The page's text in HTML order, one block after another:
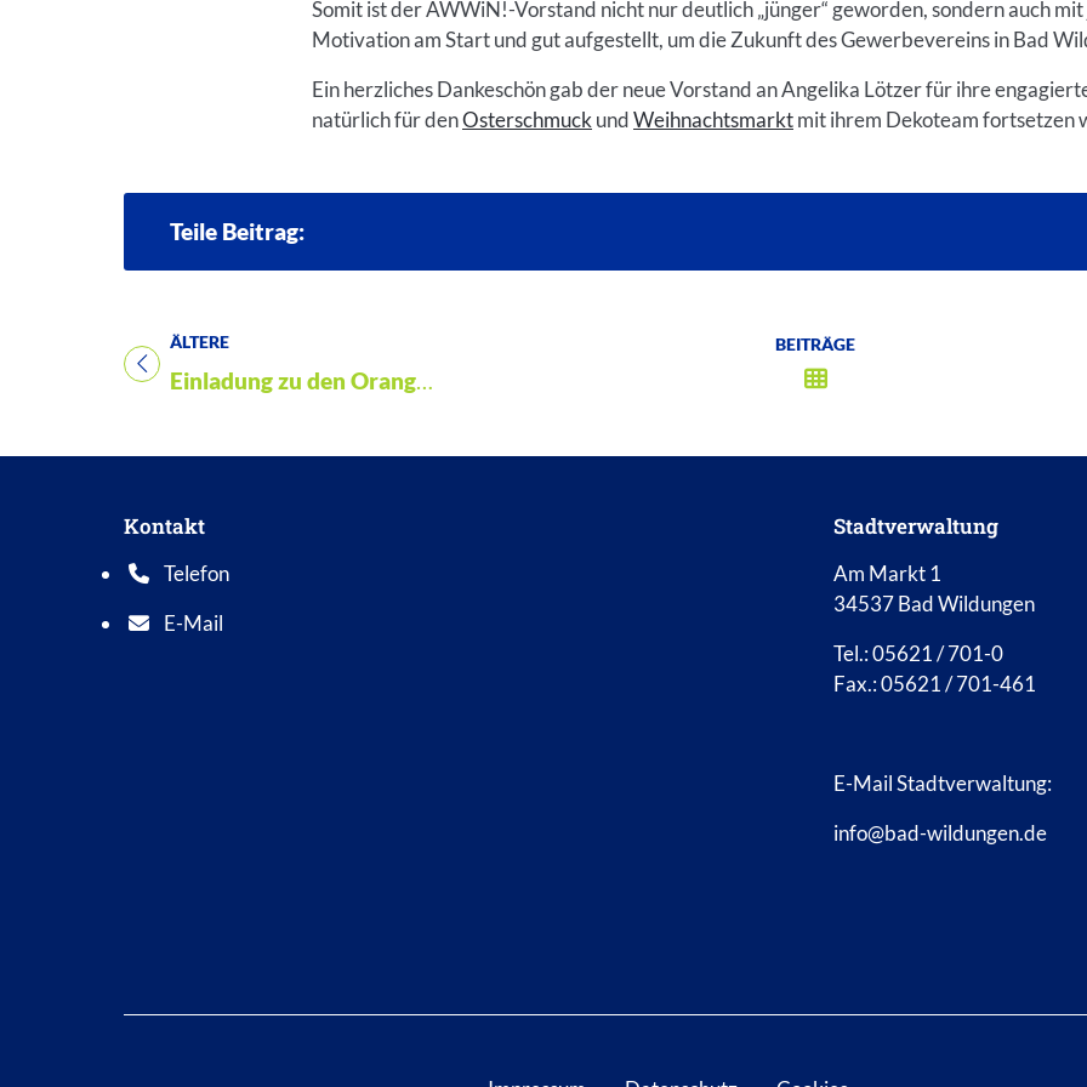
Somit ist der AWWiN!-Vorstand nicht nur deutlich „jünger“ geworden, sondern auch
Motivation am Start und gut aufgestellt, um die Zukunft des Gewerbevereins in Bad
Ein herzliches Dankeschön gab der neue Vorstand an Angelika Lötzer für ihre
natürlich für denOsterschmuckundWeihnachtsmarktmit ihrem Dekoteam fortsetzen
Teile Beitrag:
ÄLTERE
Titel für Beitrag
Einladung zu den Orange Days
BEITRÄGE
Kontakt
Telefon
Telefonnummer: 0 5 6 2 1 7 0 1 0
E-Mail
E-Mail Adresse: info@bad-wildungen.de
Stadtverwaltung
Am Markt 1
34537 Bad Wildungen
Tel.: 05621 / 701-0
Fax.: 05621 / 701-461
E-Mail Stadtverwaltung:
info@bad-wildungen.de